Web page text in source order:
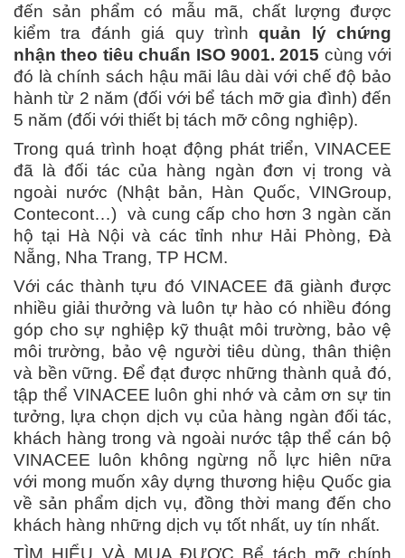
đến sản phẩm có mẫu mã, chất lượng được
kiểm tra đánh giá quy trìnhquản lý chứng
nhận theo tiêu chuẩn ISO 9001. 2015 cùng với
đó là chính sách hậu mãi lâu dài với chế độ bảo
hành từ 2 năm (đối với bể tách mỡ gia đình) đến
5 năm (đối với thiết bị tách mỡ công nghiệp).
Trong quá trình hoạt động phát triển, VINACEE
đã là đối tác của hàng ngàn đơn vị trong và
ngoài nước (Nhật bản, Hàn Quốc, VINGroup,
Contecont…) và cung cấp cho hơn 3 ngàn căn
hộ tại Hà Nội và các tỉnh như Hải Phòng, Đà
Nẵng, Nha Trang, TP HCM.
Với các thành tựu đó VINACEE đã giành được
nhiều giải thưởng và luôn tự hào có nhiều đóng
góp cho sự nghiệp kỹ thuật môi trường, bảo vệ
môi trường, bảo vệ người tiêu dùng, thân thiện
và bền vững. Để đạt được những thành quả đó,
tập thể VINACEE luôn ghi nhớ và cảm ơn sự tin
tưởng, lựa chọn dịch vụ của hàng ngàn đối tác,
khách hàng trong và ngoài nước tập thể cán bộ
VINACEE luôn không ngừng nỗ lực hiên nữa
với mong muốn xây dựng thương hiệu Quốc gia
về sản phẩm dịch vụ, đồng thời mang đến cho
khách hàng những dịch vụ tốt nhất, uy tín nhất.
TÌM HIỂU VÀ MUA ĐƯỢC Bể tách mỡ chính